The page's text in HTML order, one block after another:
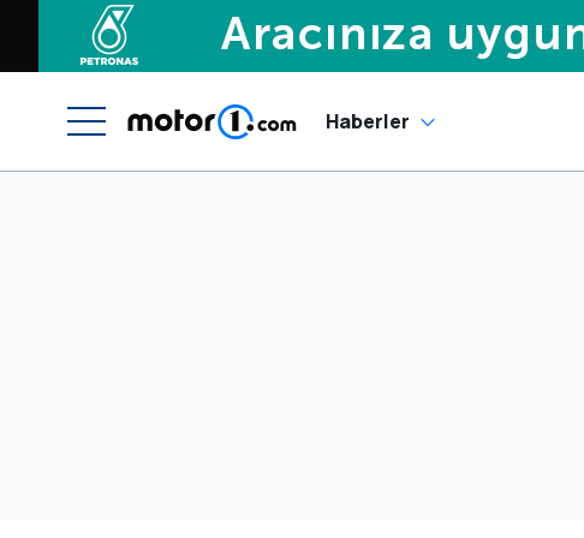
Haberler